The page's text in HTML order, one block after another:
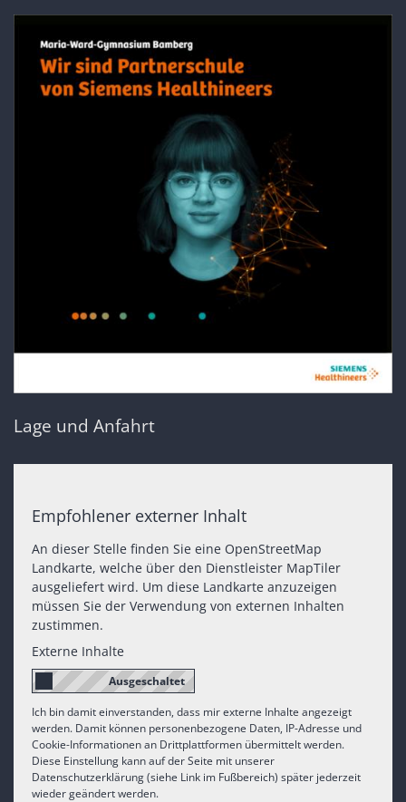
Lage und Anfahrt
Empfohlener externer Inhalt
An dieser Stelle finden Sie eine OpenStreetMap
Landkarte, welche über den Dienstleister MapTiler
ausgeliefert wird. Um diese Landkarte anzuzeigen
müssen Sie der Verwendung von externen Inhalten
zustimmen.
Externe Inhalte
Ich bin damit einverstanden, dass mir externe Inhalte angezeigt
werden. Damit können personenbezogene Daten, IP-Adresse und
Cookie-Informationen an Drittplattformen übermittelt werden.
Diese Einstellung kann auf der Seite mit unserer
Datenschutzerklärung (siehe Link im Fußbereich) später jederzeit
wieder geändert werden.